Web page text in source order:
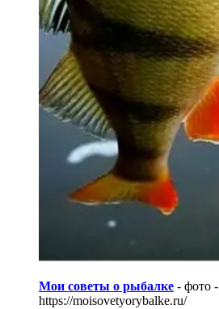
Мои советы о рыбалке - фото -
https://moisovetyorybalke.ru/